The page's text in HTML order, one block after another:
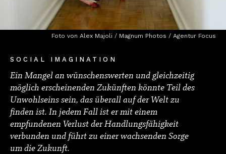
SOCIAL IMAGINATION
Ein Mangel an wünschenswerten und gleichzeitig
möglich erscheinenden Zukünften könnte Teil des
Unwohlseins sein, das überall auf der Welt zu
finden ist. In jedem Fall ist er mit einem
empfundenen Verlust der Handlungsfähigkeit
verbunden und führt zu einer wachsenden Sorge
um die Zukunft.
Foto von Alex Majoli / Magnum Photos / Agentur Focus